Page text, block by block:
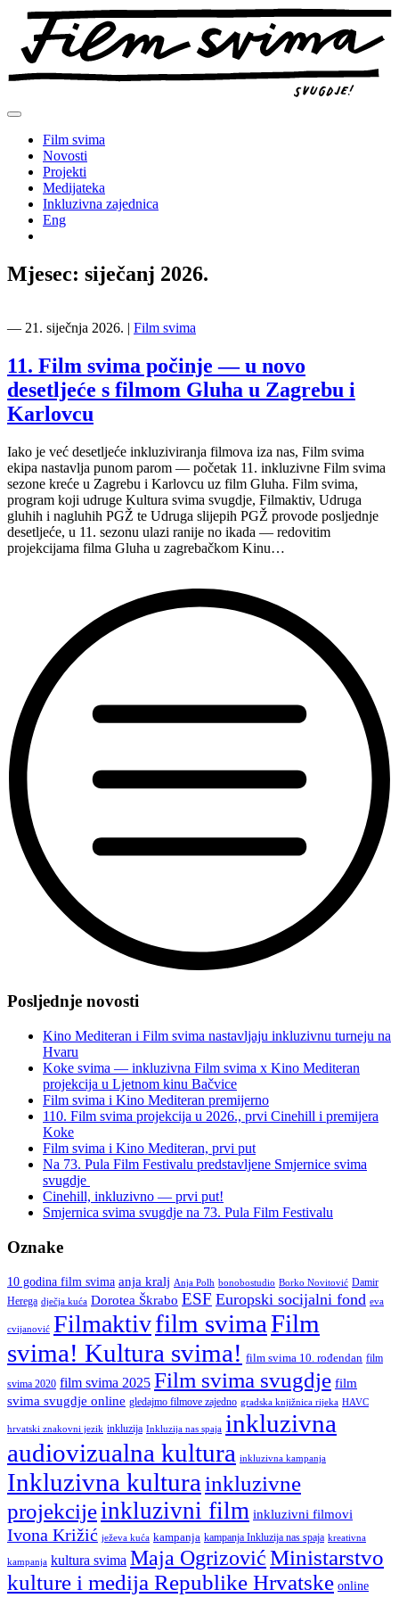
Preskoči
sadržaj
Film svima
Novosti
Projekti
Medijateka
Inkluzivna zajednica
Eng
Mjesec: siječanj 2026.
― 21. siječnja 2026. | Film svima
11. Film svima počinje — u novo
desetljeće s filmom Gluha u Zagrebu i
Karlovcu
Iako je već desetljeće inkluziviranja filmova iza nas, Film svima
ekipa nastavlja punom parom — početak 11. inkluzivne Film svima
sezone kreće u Zagrebu i Karlovcu uz film Gluha. Film svima,
program koji udruge Kultura svima svugdje, Filmaktiv, Udruga
gluhih i nagluhih PGŽ te Udruga slijepih PGŽ provode posljednje
desetljeće, u 11. sezonu ulazi ranije no ikada — redovitim
projekcijama filma Gluha u zagrebačkom Kinu…
Film
svima
počinje
desetljeće
filmom
Zagrebu
Karlovcu”
Posljednje novosti
Kino Mediteran i Film svima nastavljaju inkluzivnu turneju na
Hvaru
Koke svima — inkluzivna Film svima x Kino Mediteran
projekcija u Ljetnom kinu Bačvice
Film svima i Kino Mediteran premijerno
110. Film svima projekcija u 2026., prvi Cinehill i premijera
Koke
Film svima i Kino Mediteran, prvi put
Na 73. Pula Film Festivalu predstavljene Smjernice svima
svugdje
Cinehill, inkluzivno — prvi put!
Smjernica svima svugdje na 73. Pula Film Festivalu
Oznake
10 godina film svima anja kralj Anja Polh bonobostudio Borko Novitović Damir
Herega dječja kuća Dorotea Škrabo ESF Europski socijalni fond eva
cvijanović Filmaktivfilm svimaFilm
svima! Kultura svima! film svima 10. rođendan film
svima 2020 film svima 2025 Film svima svugdje film
svima svugdje online gledajmo filmove zajedno gradska knjižnica rijeka HAVC
hrvatski znakovni jezik inkluzija Inkluzija nas spaja inkluzivna
audiovizualna kultura inkluzivna kampanja
Inkluzivna kulturainkluzivne
projekcijeinkluzivni film inkluzivni filmovi
Ivona Križić ježeva kuća kampanja kampanja Inkluzija nas spaja kreativna
kampanja kultura svima Maja OgrizovićMinistarstvo
kulture i medija Republike Hrvatske online